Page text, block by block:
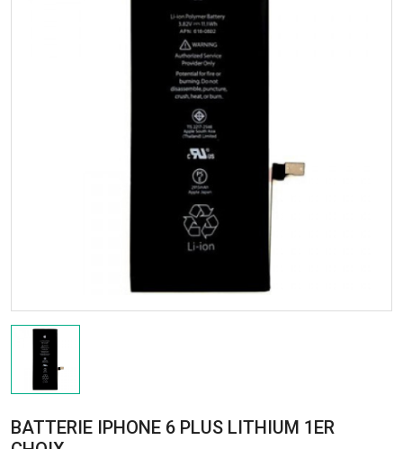
BATTERIE IPHONE 6 PLUS LITHIUM 1ER